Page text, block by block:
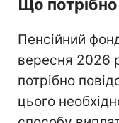
Що
Пенсійний
вересня 2026
потрібно
цього